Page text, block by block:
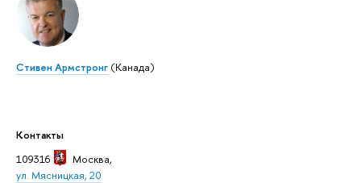
Стивен Армстронг (Канада)
Контакты
109316
Москва,
ул. Мясницкая, 20